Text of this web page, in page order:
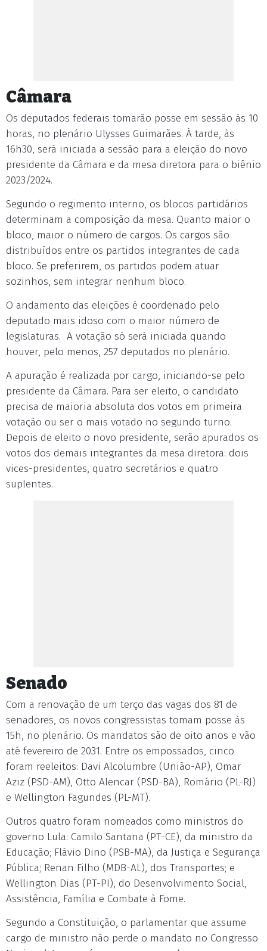
Câmara
Os deputados federais tomarão posse em sessão às 10
horas, no plenário Ulysses Guimarães. À tarde, às
16h30, será iniciada a sessão para a eleição do novo
presidente da Câmara e da mesa diretora para o biênio
2023/2024.
Segundo o regimento interno, os blocos partidários
determinam a composição da mesa. Quanto maior o
bloco, maior o número de cargos. Os cargos são
distribuídos entre os partidos integrantes de cada
bloco. Se preferirem, os partidos podem atuar
sozinhos, sem integrar nenhum bloco.
O andamento das eleições é coordenado pelo
deputado mais idoso com o maior número de
legislaturas. A votação só será iniciada quando
houver, pelo menos, 257 deputados no plenário.
A apuração é realizada por cargo, iniciando-se pelo
presidente da Câmara. Para ser eleito, o candidato
precisa de maioria absoluta dos votos em primeira
votação ou ser o mais votado no segundo turno.
Depois de eleito o novo presidente, serão apurados os
votos dos demais integrantes da mesa diretora: dois
vices-presidentes, quatro secretários e quatro
suplentes.
Senado
Com a renovação de um terço das vagas dos 81 de
senadores, os novos congressistas tomam posse às
15h, no plenário. Os mandatos são de oito anos e vão
até fevereiro de 2031. Entre os empossados, cinco
foram reeleitos: Davi Alcolumbre (União-AP), Omar
Aziz (PSD-AM), Otto Alencar (PSD-BA), Romário (PL-RJ)
e Wellington Fagundes (PL-MT).
Outros quatro foram nomeados como ministros do
governo Lula: Camilo Santana (PT-CE), da ministro da
Educação; Flávio Dino (PSB-MA), da Justiça e Segurança
Pública; Renan Filho (MDB-AL), dos Transportes; e
Wellington Dias (PT-PI), do Desenvolvimento Social,
Assistência, Família e Combate à Fome.
Segundo a Constituição, o parlamentar que assume
cargo de ministro não perde o mandato no Congresso